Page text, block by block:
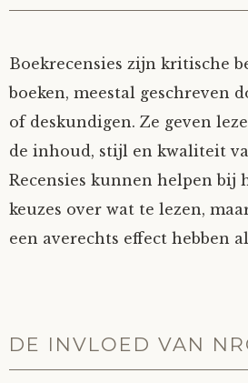
Boekrecensies zijn kritische
boeken, meestal geschreven
of deskundigen. Ze geven
de inhoud, stijl en kwaliteit
Recensies kunnen helpen bij
keuzes over wat te lezen,
een averechts effect hebben
DE INVLOED VAN